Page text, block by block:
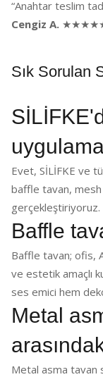
“Anahtar teslim
Cengiz A.
Sık Sorulan
Evet, SİLİFKE ve
baffle tavan, mesh
gerçekleştiriyoruz.
Baffle
Baffle tavan; ofis,
ve estetik amaçlı
ses emici hem
Metal
Metal asma tavan